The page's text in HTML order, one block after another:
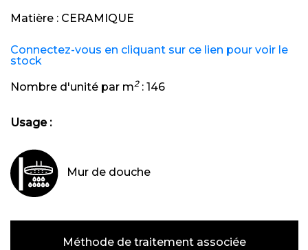
Matière : CERAMIQUE
Connectez-vous en cliquant sur ce lien pour voir le
stock
Nombre d'unité par m2: 146
Usage :
Mur de douche
Méthode de traitement associée